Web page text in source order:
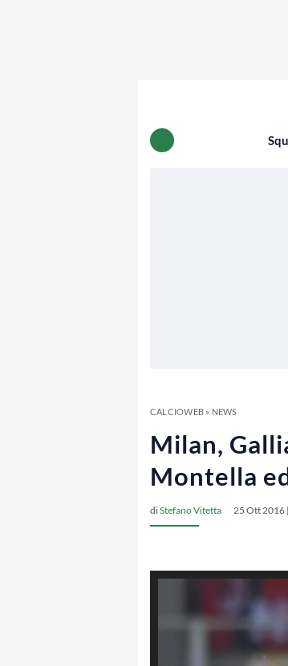
CALCIOWEB» NEWS
Milan,
Montella
diStefano Vitetta 25 Ott 2016